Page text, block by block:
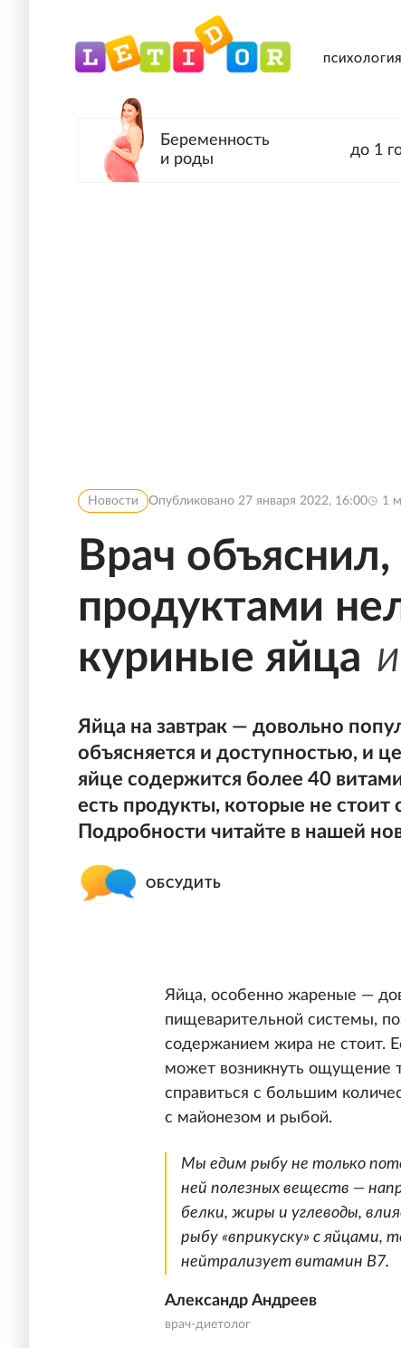
ПСИХОЛОГИЯ
Беременность
и роды
до 1
Новости Опубликовано 27 января 2022, 16:00 1
Врач
продуктами
куриные яйца И
Яйца на завтрак — довольно
объясняется и доступностью, и
яйце содержится более 40
есть продукты, которые не
Подробности читайте в нашей
ОБСУДИТЬ
Яйца, особенно жареные —
пищеварительной системы,
содержанием жира не стоит.
может возникнуть ощущение
справиться с большим
с майонезом и рыбой.
Мы едим рыбу не только
ней полезных веществ —
белки, жиры и углеводы,
рыбу «вприкуску» с яйцами,
нейтрализует витамин B7.
Александр Андреев
врач-диетолог